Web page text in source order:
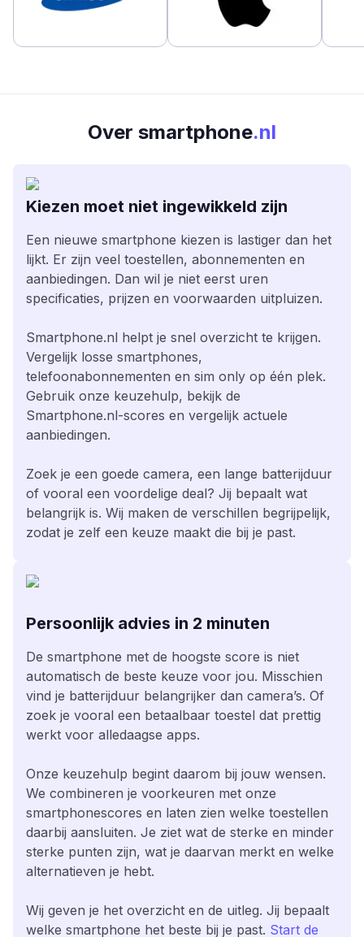
Over smartphone.nl
Kiezen moet niet ingewikkeld zijn
Een nieuwe smartphone kiezen is lastiger dan het
lijkt. Er zijn veel toestellen, abonnementen en
aanbiedingen. Dan wil je niet eerst uren
specificaties, prijzen en voorwaarden uitpluizen.
Smartphone.nl helpt je snel overzicht te krijgen.
Vergelijk losse smartphones,
telefoonabonnementen en sim only op één plek.
Gebruik onze keuzehulp, bekijk de
Smartphone.nl-scores en vergelijk actuele
aanbiedingen.
Zoek je een goede camera, een lange batterijduur
of vooral een voordelige deal? Jij bepaalt wat
belangrijk is. Wij maken de verschillen begrijpelijk,
zodat je zelf een keuze maakt die bij je past.
Persoonlijk advies in 2 minuten
De smartphone met de hoogste score is niet
automatisch de beste keuze voor jou. Misschien
vind je batterijduur belangrijker dan camera’s. Of
zoek je vooral een betaalbaar toestel dat prettig
werkt voor alledaagse apps.
Onze keuzehulp begint daarom bij jouw wensen.
We combineren je voorkeuren met onze
smartphonescores en laten zien welke toestellen
daarbij aansluiten. Je ziet wat de sterke en minder
sterke punten zijn, wat je daarvan merkt en welke
alternatieven je hebt.
Wij geven je het overzicht en de uitleg. Jij bepaalt
welke smartphone het beste bij je past. Start de